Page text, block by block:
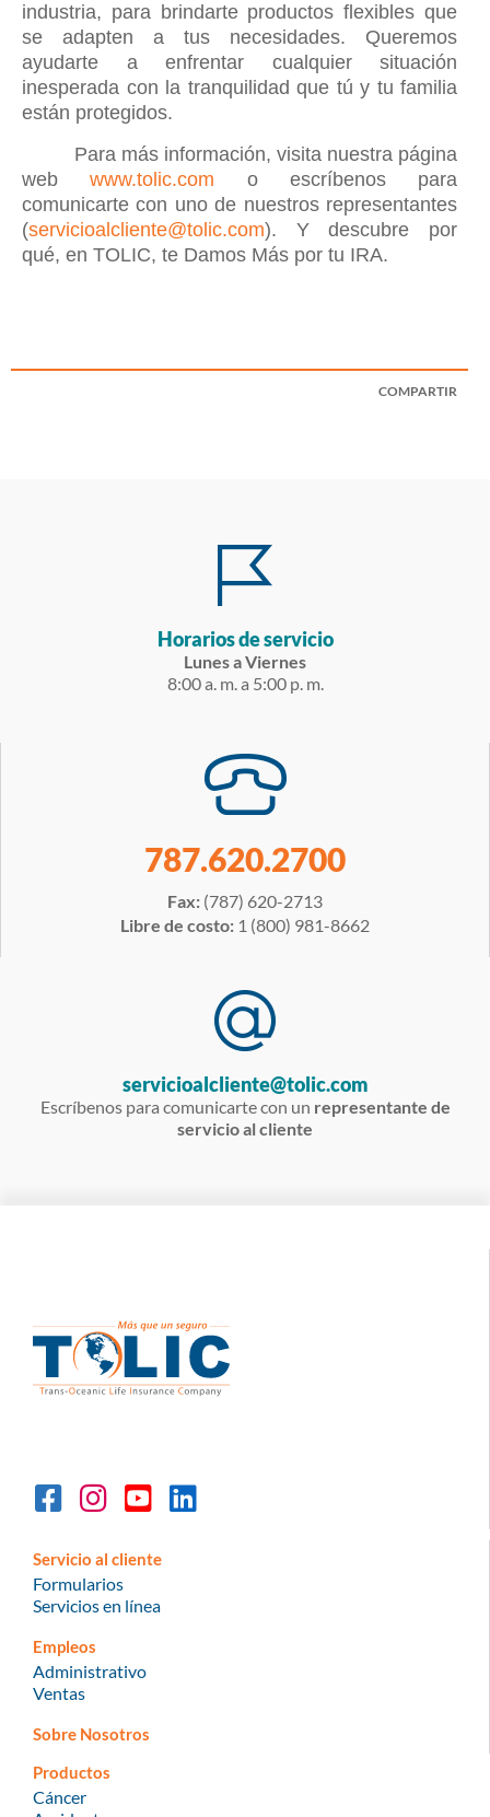
industria, para brindarte productos flexibles que
se adapten a tus necesidades. Queremos
ayudarte a enfrentar cualquier situación
inesperada con la tranquilidad que tú y tu familia
están protegidos.
Para más información, visita nuestra página
webwww.tolic.com o escríbenos para
comunicarte con uno de nuestros representantes
(servicioalcliente@tolic.com). Y descubre por
qué, en TOLIC, te Damos Más por tu IRA.
COMPARTIR
Horarios de servicio
Lunes a Viernes
8:00 a. m. a 5:00 p. m.
787.620.2700
Fax: (787) 620-2713
Libre de costo: 1 (800) 981-8662
servicioalcliente@tolic.com
Escríbenos para comunicarte con un representante de
servicio al cliente
Servicio al cliente
Formularios
Servicios en línea
Empleos
Administrativo
Ventas
Sobre Nosotros
Productos
Cáncer